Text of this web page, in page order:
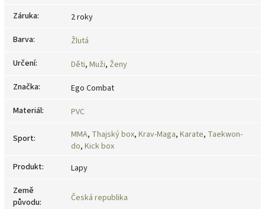
Záruka:
2 roky
Barva:
Žlutá
Určení: Děti, Muži, Ženy
Značka:
Ego Combat
Materiál: PVC
Sport: MMA, Thajský box, Krav-Maga, Karate, Taekwon-
do, Kick box
Produkt:
Lapy
Země
původu: Česká republika